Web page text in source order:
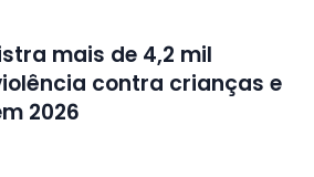
mais de 4,2 mil
contra crianças e
2026